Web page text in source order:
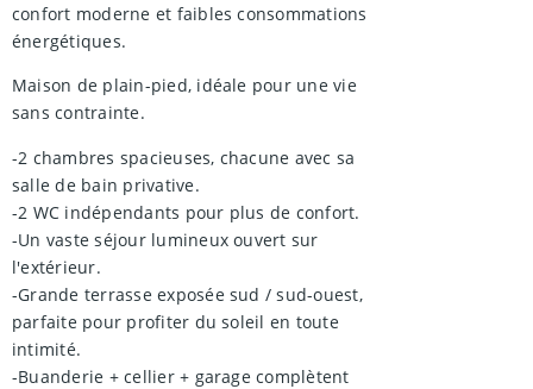
confort moderne et faibles consommations
énergétiques.
Maison de plain-pied, idéale pour une vie
sans contrainte.
-2 chambres spacieuses, chacune avec sa
salle de bain privative.
-2 WC indépendants pour plus de confort.
-Un vaste séjour lumineux ouvert sur
l'extérieur.
-Grande terrasse exposée sud / sud-ouest,
parfaite pour profiter du soleil en toute
intimité.
-Buanderie + cellier + garage complètent